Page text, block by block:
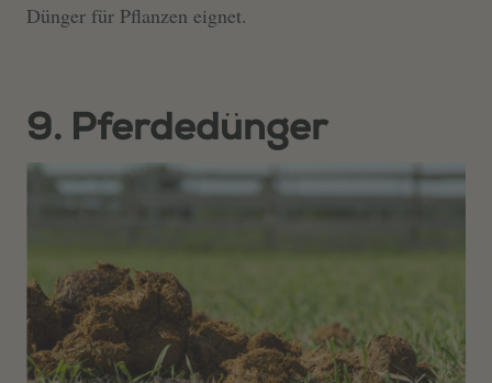
Dünger für Pflanzen eignet.
9. Pferdedünger